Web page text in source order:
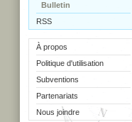
Bulletin
RSS
À propos
Politique d'utilisation
Subventions
Partenariats
Nous joindre